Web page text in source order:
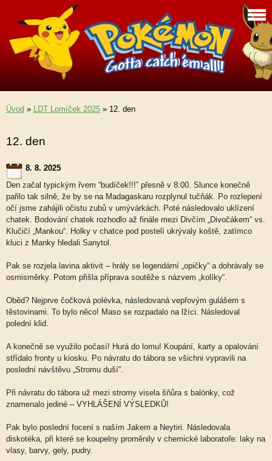
Úvod » LDT Lomíček 2025 » 12. den
12. den
8. 8. 2025
Den začal typickým řvem “budíček!!!” přesně v 8:00. Slunce konečně
pařilo tak silně, že by se na Madagaskaru rozplynul tučňák. Po rozlepení
očí jsme zahájili očistu zubů v umývárkách. Poté následovalo uklízení
chatek. Bodování chatek rozhodlo až finále mezi Divčím „Divočákem“ vs.
Klučičí „Mankou“. Holky v chatce pod postelí ukrývaly koště, zatímco
kluci z Manky hledali Sanytol.
Pak se rozjela lavina aktivit – hrály se legendární „opičky“ a dohrávaly se
osmisměrky. Potom přišla příprava soutěže s názvem „kolíky“.
Oběd? Nejprve čočková polévka, následovaná vepřovým gulášem s
těstovinami. To bylo něco! Maso se rozpadalo na lžíci. Následoval
polední klid.
A konečně se využilo počasí! Hurá do lomu! Koupání, karty a opalování
střídalo fronty u kiosku. Po návratu do tábora se všichni vypravili na
poslední návštěvu „Stromu duší“.
Při návratu do tábora už mezi stromy visela šňůra s balónky, což
znamenalo jediné – VYHLÁŠENÍ VÝSLEDKŮ!
Pak bylo poslední focení s naším Jakem a Neytiri. Následovala
diskotéka, při které se koupelny proměnily v chemické laboratoře: laky na
vlasy, barvy, gely, pudry.